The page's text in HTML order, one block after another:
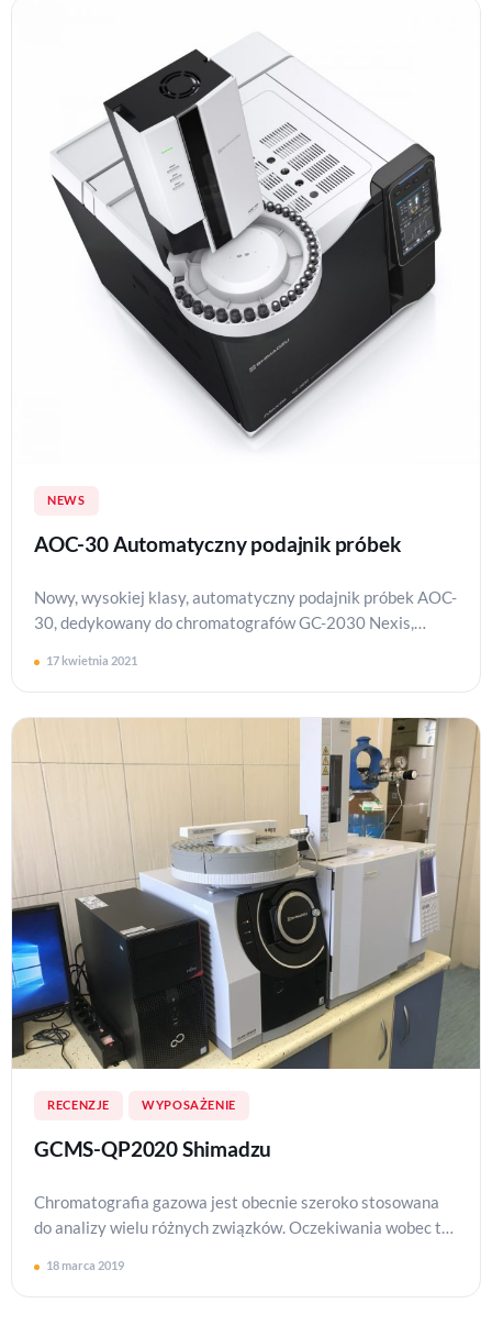
NEWS
AOC-30 Automatyczny podajnik próbek
Nowy, wysokiej klasy, automatyczny podajnik próbek AOC-
30, dedykowany do chromatografów GC-2030 Nexis,
17 kwietnia 2021
RECENZJE WYPOSAŻENIE
GCMS-QP2020 Shimadzu
Chromatografia gazowa jest obecnie szeroko stosowana
do analizy wielu różnych związków. Oczekiwania wobec tej
18 marca 2019